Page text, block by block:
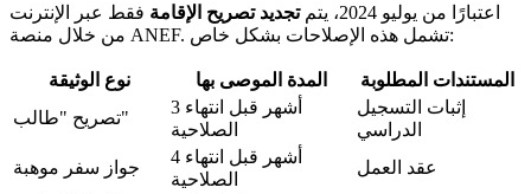
اعتبارًا من يوليو 2024، يتم تجديد تصريح الإقامة فقط عبر الإنترنت
من خلال منصة ANEF. تشمل هذه الإصلاحات بشكل خاص:
نوع الوثيقة المدة الموصى بها
المستندات المطلوبة
تصريح "طالب"
3 أشهر قبل انتهاء
الصلاحية
إثبات التسجيل
الدراسي
جواز سفر موهبة
4 أشهر قبل انتهاء
الصلاحية
عقد العمل